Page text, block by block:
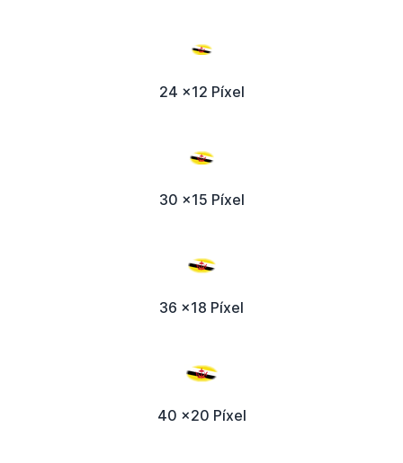
24 x12 Píxel
30 x15 Píxel
36 x18 Píxel
40 x20 Píxel